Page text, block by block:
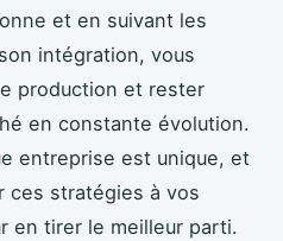
et en suivant les
intégration, vous
production et rester
en constante évolution.
entreprise est unique, et
ces stratégies à vos
en tirer le meilleur parti.